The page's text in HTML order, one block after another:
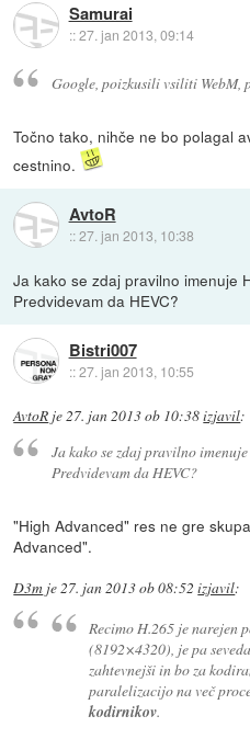
Samurai
::27. jan 2013, 09:14
Google, poizkusili vsiliti WebM,
Točno tako, nihče ne bo polagal
cestnino.
AvtoR
::27. jan 2013, 10:38
Ja kako se zdaj pravilno imenuje
Predvidevam da HEVC?
Bistri007
::27. jan 2013, 10:55
AvtoR je27. jan 2013 ob 10:38izjavil:
Ja kako se zdaj pravilno
Predvidevam da HEVC?
"High Advanced" res ne gre
Advanced".
D3m je27. jan 2013 ob 08:52 izjavil:
Recimo H.265 je narejen
(8192×4320), je pa
zahtevnejši in bo za
paralelizacijo na več
kodirnikov.